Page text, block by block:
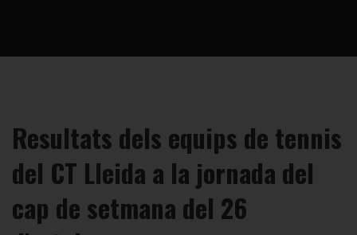
Resultats dels equips de tennis
del CT Lleida a la jornada del
cap de setmana del 26